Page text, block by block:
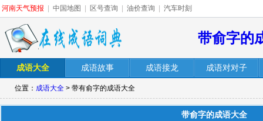
河南天气预报 中国地图 区号查询 油价查询 汽车时刻
带俞字的
成语大全 成语故事 成语接龙 成语对对子
位置： 成语大全 > 带有俞字的成语大全
带俞字的成语大全